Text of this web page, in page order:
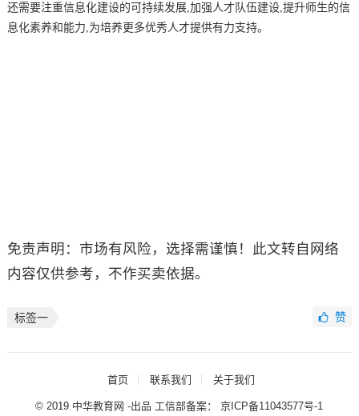
还需要注重信息化建设的可持续发展,加强人才队伍建设,提升师生的信
息化素养和能力,为培养更多优秀人才提供有力支持。
免责声明：市场有风险，选择需谨慎！此文转自网络
内容仅供参考，不作买卖依据。
标签一 赞
首页 联系我们 关于我们
© 2019 中华教育网 -出品 工信部备案：京ICP备11043577号-1